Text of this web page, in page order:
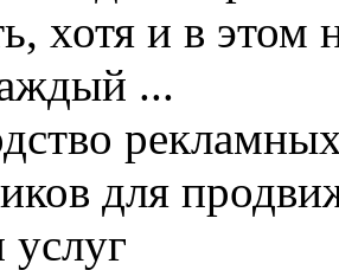
хотя и в этом
...